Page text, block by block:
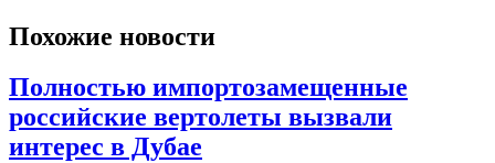
Похожие новости
Полностью импортозамещенные
российские вертолеты вызвали
интерес в Дубае